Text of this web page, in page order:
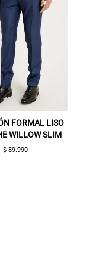
FORMAL LISO
WILLOW SLIM
$ 89.990